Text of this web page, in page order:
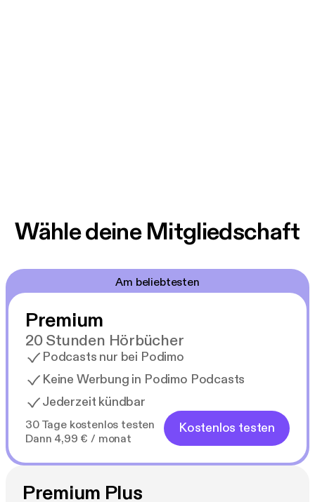
Wähle deine Mitgliedschaft
Am beliebtesten
Premium
20 Stunden Hörbücher
Podcasts nur bei Podimo
Keine Werbung in Podimo Podcasts
Jederzeit kündbar
30 Tage kostenlos testen
Dann 4,99 € / monat
Kostenlos testen
Premium Plus